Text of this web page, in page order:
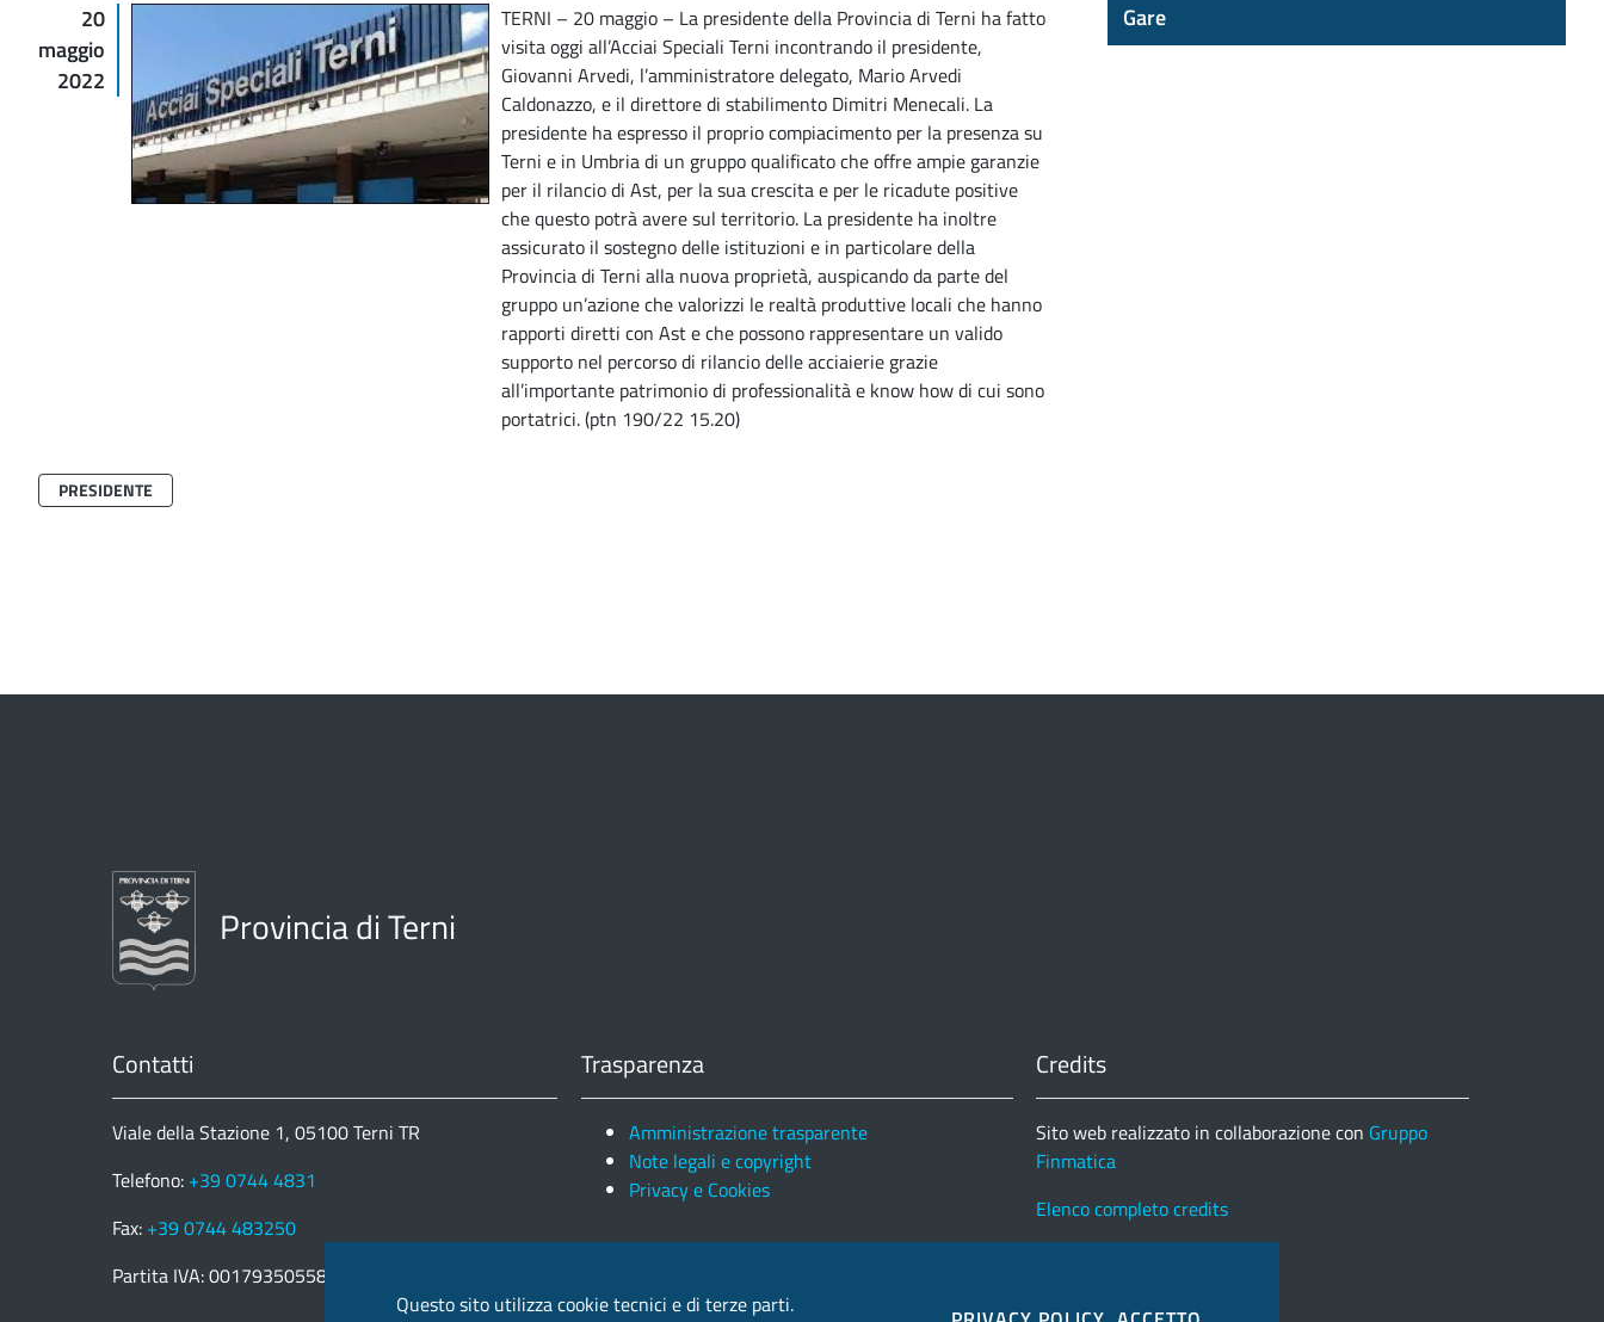
20
maggio
2022
TERNI – 20 maggio – La presidente della Provincia di Terni ha fatto
visita oggi all’Acciai Speciali Terni incontrando il presidente,
Giovanni Arvedi, l’amministratore delegato, Mario Arvedi
Caldonazzo, e il direttore di stabilimento Dimitri Menecali. La
presidente ha espresso il proprio compiacimento per la presenza su
Terni e in Umbria di un gruppo qualificato che offre ampie garanzie
per il rilancio di Ast, per la sua crescita e per le ricadute positive
che questo potrà avere sul territorio. La presidente ha inoltre
assicurato il sostegno delle istituzioni e in particolare della
Provincia di Terni alla nuova proprietà, auspicando da parte del
gruppo un’azione che valorizzi le realtà produttive locali che hanno
rapporti diretti con Ast e che possono rappresentare un valido
supporto nel percorso di rilancio delle acciaierie grazie
all’importante patrimonio di professionalità e know how di cui sono
portatrici. (ptn 190/22 15.20)
PRESIDENTE
Gare
Provincia di Terni
Contatti
Viale della Stazione 1, 05100 Terni TR
Telefono: +39 0744 4831
Fax: +39 0744 483250
Partita IVA: 00179350558
Trasparenza
Amministrazione trasparente
Note legali e copyright
Privacy e Cookies
Credits
Sito web realizzato in collaborazione con Gruppo
Finmatica
Elenco completo credits
Questo sito utilizza cookie tecnici e di terze parti.